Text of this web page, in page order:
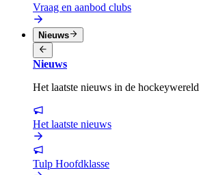
Vraag en aanbod clubs
Nieuws
Nieuws
Het laatste nieuws in de hockeywereld
Het laatste nieuws
Tulp Hoofdklasse